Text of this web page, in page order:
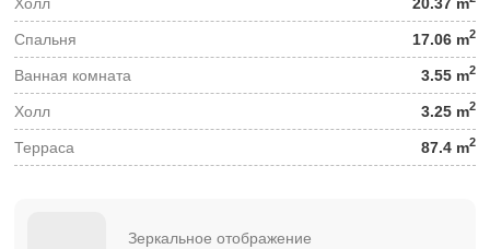
Спальня 17.06 m2
Ванная комната 3.55 m2
Холл 3.25 m2
Терраса 87.4 m2
Зеркальное отображение